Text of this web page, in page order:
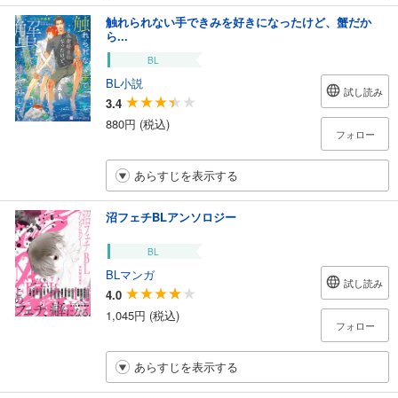
触れられない手できみを好きになったけど、蟹だか
ら...
BL
BL小説
3.4
880円 (税込)
試し読み
フォロー
あらすじを表示する
沼フェチBLアンソロジー
BL
BLマンガ
4.0
1,045円 (税込)
試し読み
フォロー
あらすじを表示する